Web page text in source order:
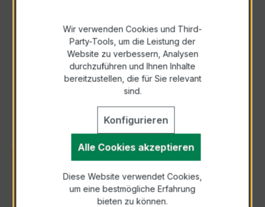
Anfrage schriftlich
Als PDF exportieren
Der EASKD 31.8 3x400/1A 2,5VA Kl.0,2 ist ein
kompakter, hochpräziser
Wir verwenden Cookies und Third-
Party-Tools, um die Leistung der
Website zu verbessern, Analysen
durchzuführen und Ihnen Inhalte
bereitzustellen, die für Sie relevant
sind.
Konfigurieren
Alle Cookies akzeptieren
Diese Website verwendet Cookies,
um eine bestmögliche Erfahrung
bieten zu können.